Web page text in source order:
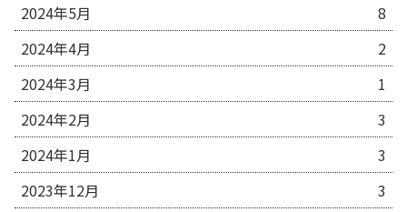
2024年5月
8
2024年4月
2
2024年3月
1
2024年2月
3
2024年1月
3
2023年12月
3